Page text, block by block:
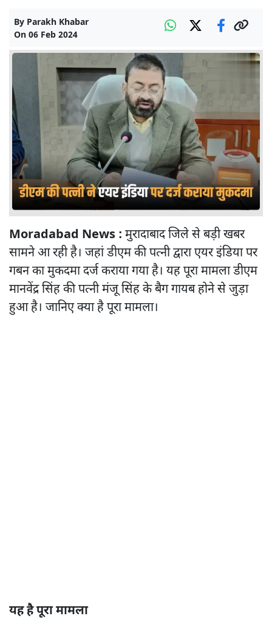
By Parakh Khabar
On 06 Feb 2024
Moradabad News : मुरादाबाद जिले से बड़ी खबर
सामने आ रही है। जहां डीएम की पत्नी द्वारा एयर इंडिया पर
गबन का मुकदमा दर्ज कराया गया है। यह पूरा मामला डीएम
मानवेंद्र सिंह की पत्नी मंजू सिंह के बैग गायब होने से जुड़ा
हुआ है। जानिए क्या है पूरा मामला।
यह है पूरा मामला